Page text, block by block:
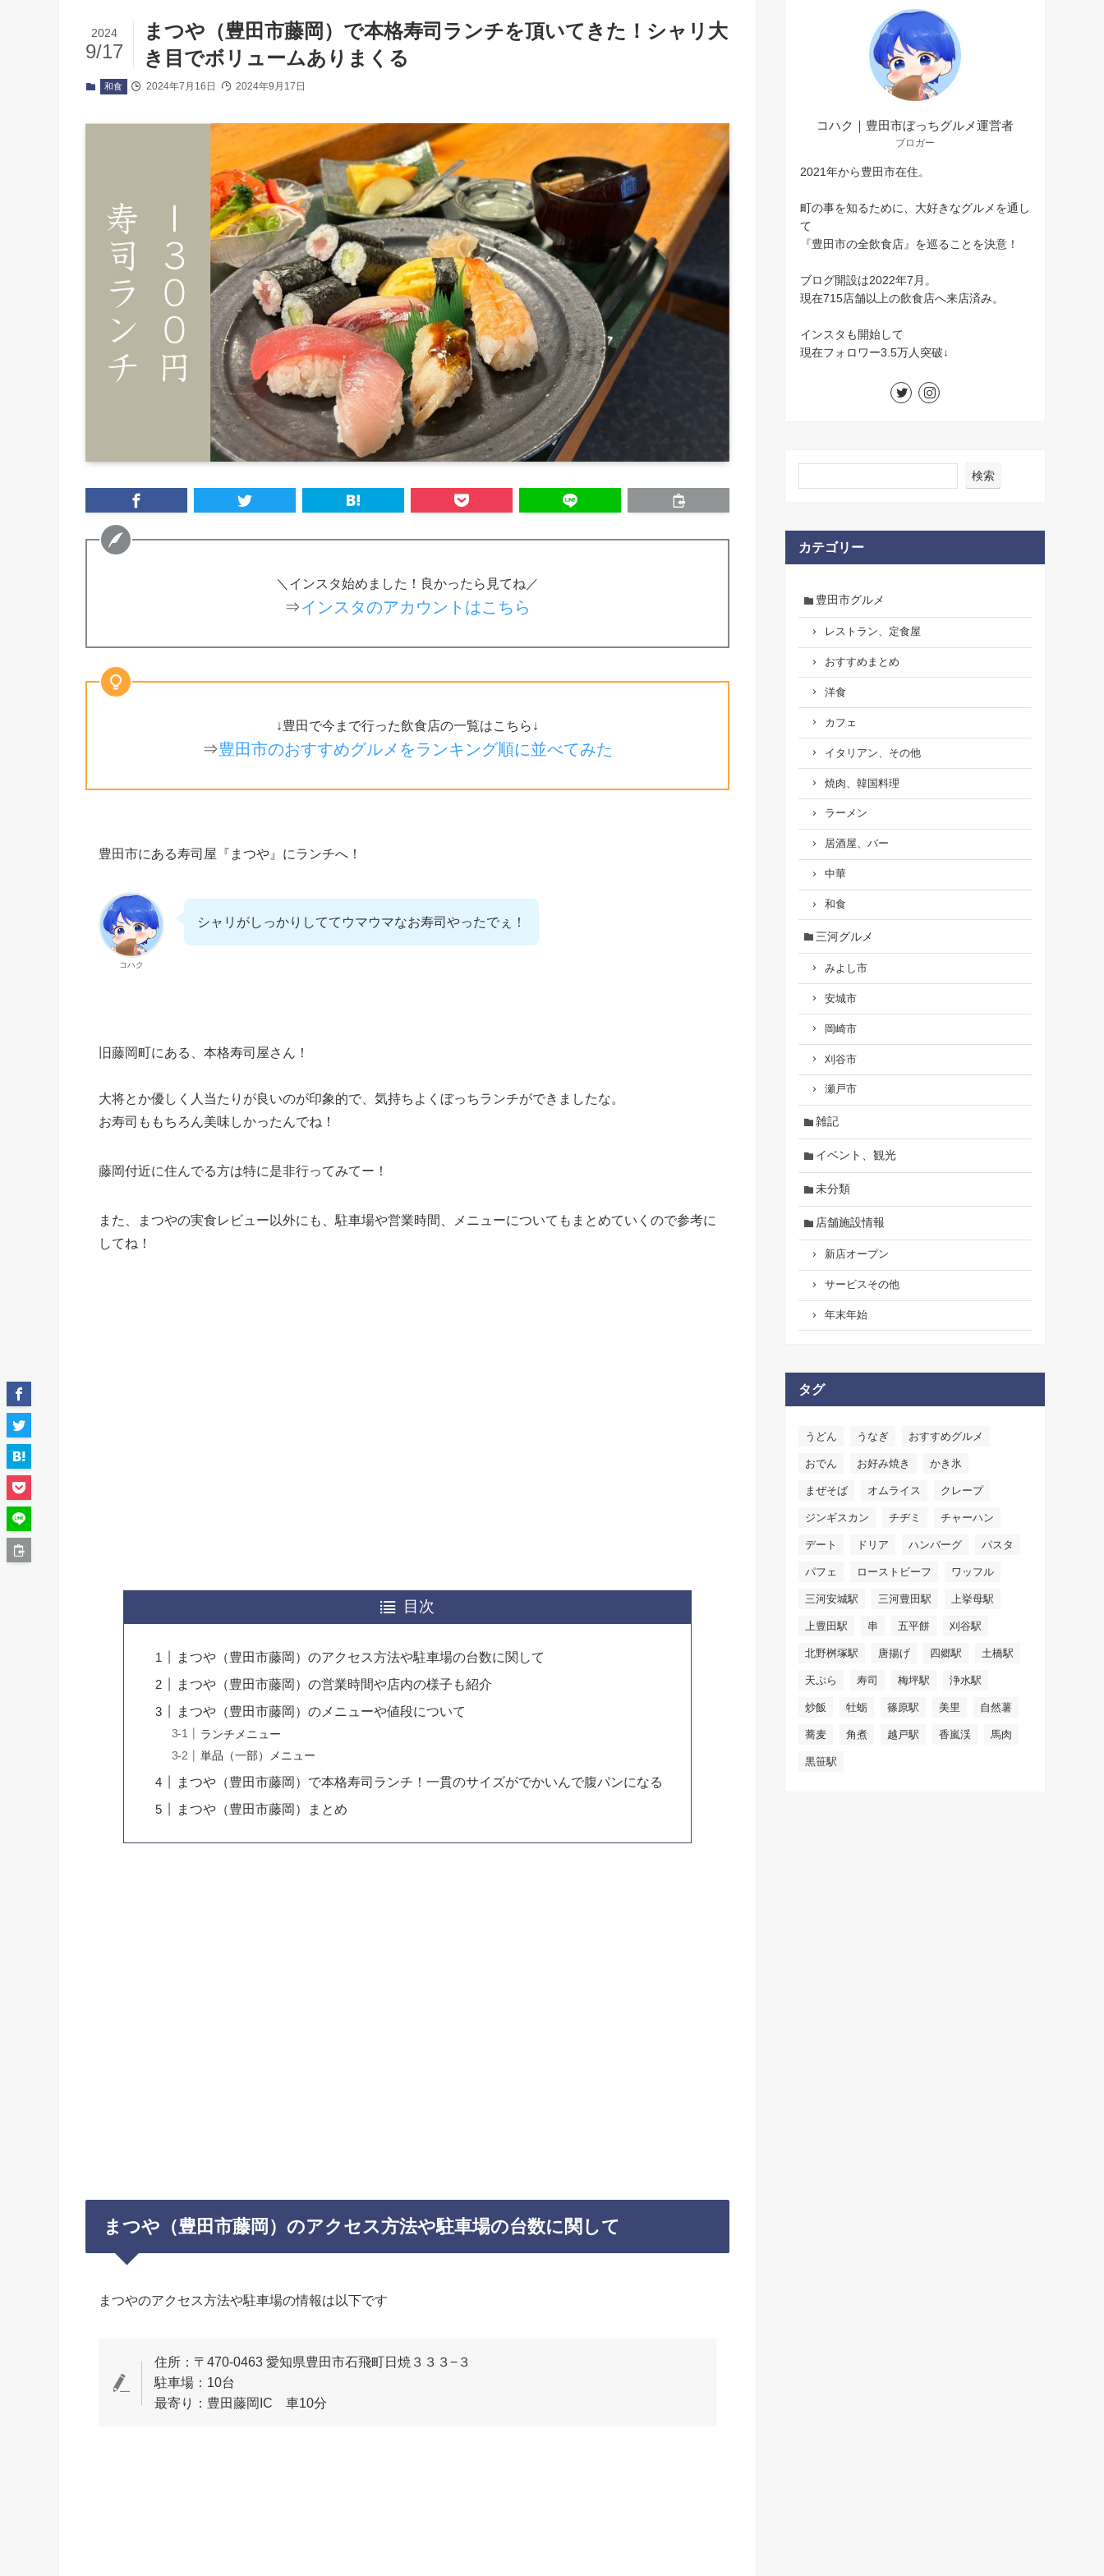
まつや（豊田市藤岡）で本格寿司ランチを頂いてきた！シャリ大
き目でボリュームありまくる
2024
9/17
和食 2024年7月16日 2024年9月17日
＼インスタ始めました！良かったら見てね／
⇒インスタのアカウントはこちら
↓豊田で今まで行った飲食店の一覧はこちら↓
⇒豊田市のおすすめグルメをランキング順に並べてみた
豊田市にある寿司屋『まつや』にランチへ！
コハク
シャリがしっかりしててウマウマなお寿司やったでぇ！
旧藤岡町にある、本格寿司屋さん！
大将とか優しく人当たりが良いのが印象的で、気持ちよくぼっちランチができましたな。
お寿司ももちろん美味しかったんでね！
藤岡付近に住んでる方は特に是非行ってみてー！
また、まつやの実食レビュー以外にも、駐車場や営業時間、メニューについてもまとめていくので参考に
してね！
目次
まつや（豊田市藤岡）のアクセス方法や駐車場の台数に関して
まつや（豊田市藤岡）の営業時間や店内の様子も紹介
まつや（豊田市藤岡）のメニューや値段について
ランチメニュー
単品（一部）メニュー
まつや（豊田市藤岡）で本格寿司ランチ！一貫のサイズがでかいんで腹パンになる
まつや（豊田市藤岡）まとめ
まつや（豊田市藤岡）のアクセス方法や駐車場の台数に関して
まつやのアクセス方法や駐車場の情報は以下です
住所：〒470-0463 愛知県豊田市石飛町日焼３３３−３
駐車場：10台
最寄り：豊田藤岡IC 車10分
コハク｜豊田市ぼっちグルメ運営者
ブロガー
2021年から豊田市在住。
町の事を知るために、大好きなグルメを通し
て
『豊田市の全飲食店』を巡ることを決意！
ブログ開設は2022年7月。
現在715店舗以上の飲食店へ来店済み。
インスタも開始して
現在フォロワー3.5万人突破↓
検索
カテゴリー
豊田市グルメ
レストラン、定食屋
おすすめまとめ
洋食
カフェ
イタリアン、その他
焼肉、韓国料理
ラーメン
居酒屋、バー
中華
和食
三河グルメ
みよし市
安城市
岡崎市
刈谷市
瀬戸市
雑記
イベント、観光
未分類
店舗施設情報
新店オープン
サービスその他
年末年始
タグ
うどん うなぎ おすすめグルメ
おでん お好み焼き かき氷
まぜそば オムライス クレープ
ジンギスカン チヂミ チャーハン
デート ドリア ハンバーグ パスタ
パフェ ローストビーフ ワッフル
三河安城駅 三河豊田駅 上挙母駅
上豊田駅 串 五平餅 刈谷駅
北野桝塚駅 唐揚げ 四郷駅 土橋駅
天ぷら 寿司 梅坪駅 浄水駅
炒飯 牡蛎 篠原駅 美里 自然薯
蕎麦 角煮 越戸駅 香嵐渓 馬肉
黒笹駅